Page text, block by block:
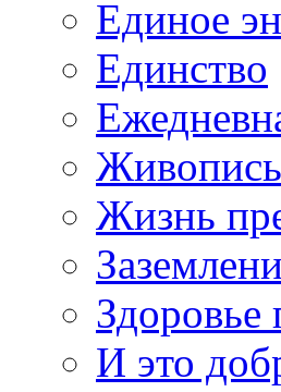
Единое
Единство
Живопись
Жизнь
И это